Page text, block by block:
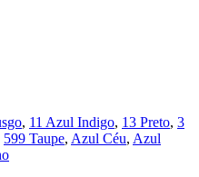
, 11 Azul Indigo, 13 Preto, 3
599 Taupe, Azul Céu, Azul